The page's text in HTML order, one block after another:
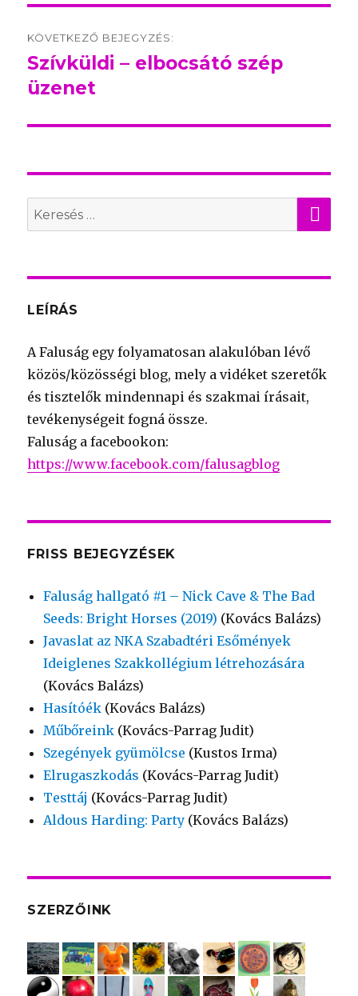
KÖVETKEZŐ BEJEGYZÉS:
Következő
bejegyzés:
Szívküldi – elbocsátó szép
üzenet
Search
for:
LEÍRÁS
A Faluság egy folyamatosan alakulóban lévő
közös/közösségi blog, mely a vidéket szeretők
és tisztelők mindennapi és szakmai írásait,
tevékenységeit fogná össze.
Faluság a facebookon:
https://www.facebook.com/falusagblog
FRISS BEJEGYZÉSEK
Faluság hallgató #1 – Nick Cave & The Bad
Seeds: Bright Horses (2019) (Kovács Balázs)
Javaslat az NKA Szabadtéri Esőmények
Ideiglenes Szakkollégium létrehozására
(Kovács Balázs)
Hasítóék (Kovács Balázs)
Műbőreink (Kovács-Parrag Judit)
Szegények gyümölcse (Kustos Irma)
Elrugaszkodás (Kovács-Parrag Judit)
Testtáj (Kovács-Parrag Judit)
Aldous Harding: Party (Kovács Balázs)
SZERZŐINK